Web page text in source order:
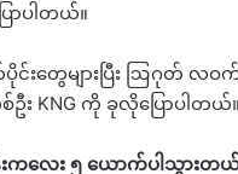
ာပါတယ်။
ေများပြီး ဩဂုတ် လဝက်
ဦး KNG ကို ခုလိုပြောပါတယ်။
ကလေး ၅ ယောက်ပါသွား